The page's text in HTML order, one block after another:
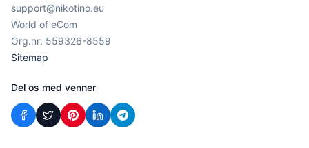
support@nikotino.eu
World of eCom
Org.nr: 559326-8559
Sitemap
Del os med venner